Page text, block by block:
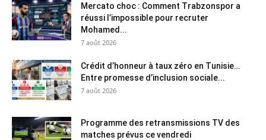
Mercato choc : Comment Trabzonspor a
réussi l’impossible pour recruter
Mohamed...
7 août 2026
Crédit d’honneur à taux zéro en Tunisie…
Entre promesse d’inclusion sociale...
7 août 2026
Programme des retransmissions TV des
matches prévus ce vendredi